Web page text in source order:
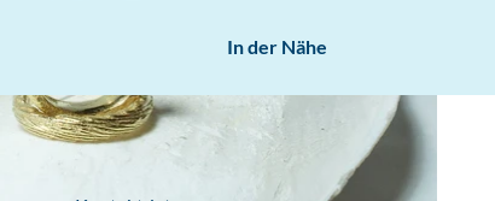
In der Nähe